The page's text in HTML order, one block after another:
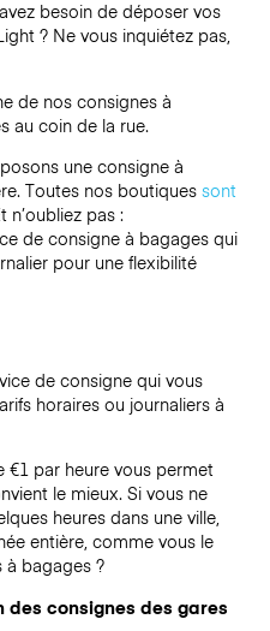
besoin de déposer vos
? Ne vous inquiétez pas,
de nos consignes à
au coin de la rue.
une consigne à
Toutes nos boutiques sont
n’oubliez pas :
de consigne à bagages qui
pour une flexibilité
de consigne qui vous
horaires ou journaliers à
€1 par heure vous permet
le mieux. Si vous ne
heures dans une ville,
entière, comme vous le
à bagages ?
consignes des gares